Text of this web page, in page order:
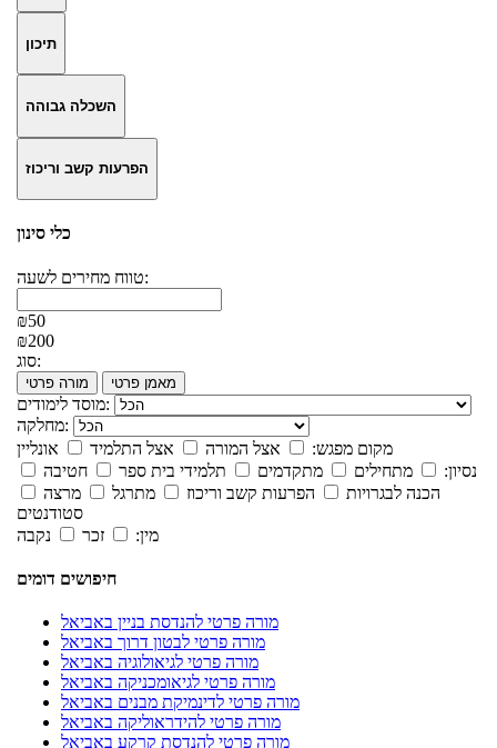
תיכון
השכלה גבוהה
הפרעות קשב וריכוז
כלי סינון
טווח מחירים לשעה:
₪50
₪200
סוג:
מורה פרטי מאמן פרטי
מוסד לימודים:
מחלקה:
מקום מפגש:
אצל המורה אצל התלמיד
אונליין
נסיון:
מתחילים מתקדמים תלמידי בית ספר
חטיבה
הכנה לבגרויות
הפרעות קשב וריכוז מתרגל
מרצה
סטודנטים
מין:
זכר נקבה
חיפושים דומים
מורה פרטי להנדסת בניין באביאל
מורה פרטי לבטון דרוך באביאל
מורה פרטי לגיאולוגיה באביאל
מורה פרטי לגיאומכניקה באביאל
מורה פרטי לדינמיקת מבנים באביאל
מורה פרטי להידראוליקה באביאל
מורה פרטי להנדסת קרקע באביאל